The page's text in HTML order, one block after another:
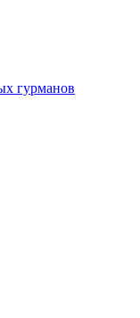
гурманов